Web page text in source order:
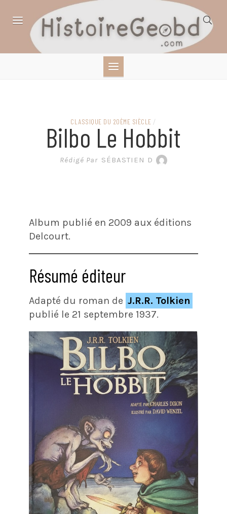
SCIENCES,
LITTÉRATURE EN
BANDE DESSINÉE
CLASSIQUE DU 20ÈME SIÈCLE /
Bilbo Le Hobbit
Rédigé Par SÉBASTIEN D
Album publié en 2009 aux éditions
Delcourt.
Résumé éditeur
Adapté du roman de J.R.R. Tolkien
publié le 21 septembre 1937.